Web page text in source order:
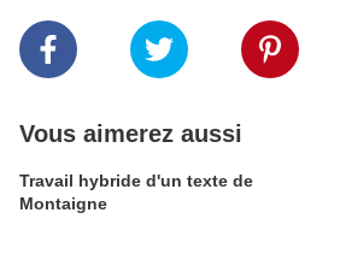
Vous aimerez aussi
Travail hybride d'un texte de
Montaigne